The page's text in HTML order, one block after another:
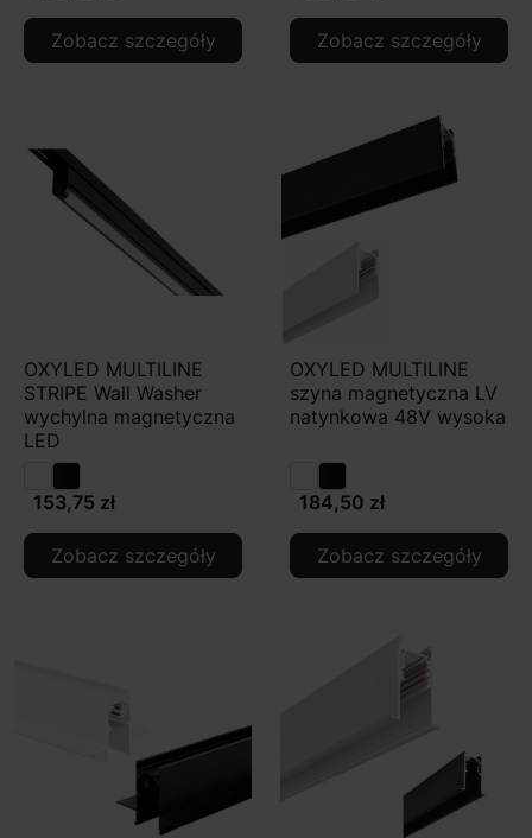
Zobacz szczegóły Zobacz szczegóły
OXYLED MULTILINE
STRIPE Wall Washer
wychylna magnetyczna
LED
153,75 zł
Zobacz szczegóły
OXYLED MULTILINE
szyna magnetyczna LV
natynkowa 48V wysoka
184,50 zł
Zobacz szczegóły